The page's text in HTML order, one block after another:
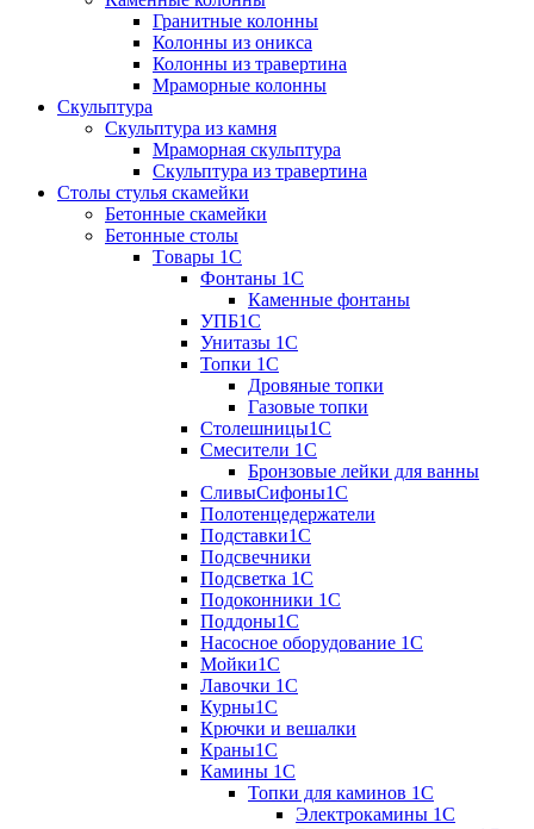
Гранитные колонны
Колонны из оникса
Колонны из травертина
Мраморные колонны
Скульптура
Скульптура из камня
Мраморная скульптура
Скульптура из травертина
Столы стулья скамейки
Бетонные скамейки
Бетонные столы
Tовары 1C
Фонтаны 1C
Каменные фонтаны
УПБ1С
Унитазы 1С
Топки 1С
Дровяные топки
Газовые топки
Столешницы1С
Смесители 1С
Бронзовые лейки для ванны
СливыСифоны1С
Полотенцедержатели
Подставки1С
Подсвечники
Подсветка 1С
Подоконники 1С
Поддоны1С
Насосное оборудование 1С
Мойки1С
Лавочки 1С
Курны1С
Крючки и вешалки
Краны1С
Камины 1C
Топки для каминов 1C
Электрокамины 1С